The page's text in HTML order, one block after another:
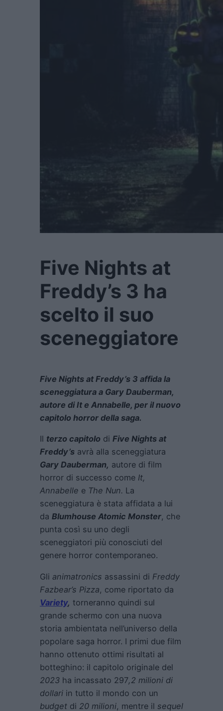
Five Nights at
Freddy’s 3 ha
scelto il suo
sceneggiatore
Five Nights at Freddy’s 3 affida la
sceneggiatura a Gary Dauberman,
autore di It e Annabelle, per il nuovo
capitolo horror della saga.
Il terzo capitolo di Five Nights at
Freddy’s avrà alla sceneggiatura
Gary Dauberman, autore di film
horror di successo come It,
Annabelle e The Nun. La
sceneggiatura è stata affidata a lui
da Blumhouse Atomic Monster, che
punta così su uno degli
sceneggiatori più conosciuti del
genere horror contemporaneo.
Gli animatronics assassini di Freddy
Fazbear’s Pizza, come riportato da
Variety, torneranno quindi sul
grande schermo con una nuova
storia ambientata nell’universo della
popolare saga horror. I primi due film
hanno ottenuto ottimi risultati al
botteghino: il capitolo originale del
2023 ha incassato 297,2 milioni di
dollari in tutto il mondo con un
budget di 20 milioni, mentre il sequel